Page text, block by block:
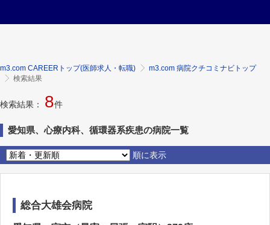
m3.com CAREERトップ(医師求人・転職)
m3.com 病院クチコミナビトップ
検索結果
検索結果： 8件
愛知県、心療内科、循環器系疾患の病院一覧
順に表示
総合大雄会病院